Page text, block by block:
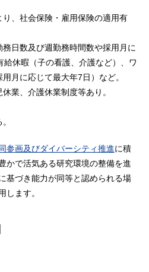
、社会保険・雇用保険の適用有
日数及び週勤務時間数や採用月に
休暇（子の看護、介護など）、ワ
月に応じて最大年7日）など。
業、介護休業制度等あり。
参画及びダイバーシティ推進に積
かで活気ある研究環境の整備を進
基づき能力が同等と認められる場
します。